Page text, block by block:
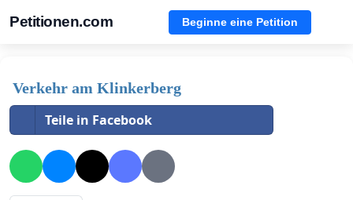
Petitionen.com Beginne eine Petition
Verkehr am Klinkerberg
Teile in Facebook